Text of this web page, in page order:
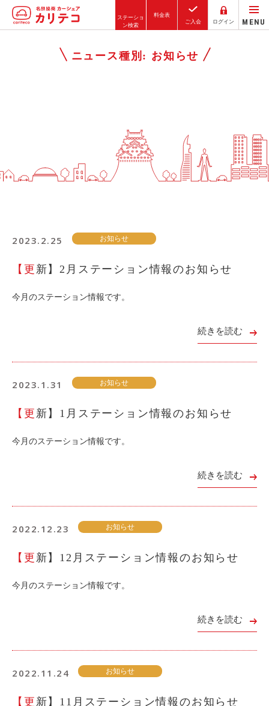
ステーショ
ン検索
料金表
ご入会
ログイン MENU
駅近／直結
ご利用の流れ
モデルコース
シーン別車種のご案内
予約アプリ
名鉄ミューズポイント
利用シーン
ニュース種別: お知らせ
2023.2.25 お知らせ
【更新】2月ステーション情報のお知らせ
今月のステーション情報です。
続きを読む
2023.1.31 お知らせ
【更新】1月ステーション情報のお知らせ
今月のステーション情報です。
続きを読む
2022.12.23 お知らせ
【更新】12月ステーション情報のお知らせ
今月のステーション情報です。
続きを読む
2022.11.24 お知らせ
【更新】11月ステーション情報のお知らせ